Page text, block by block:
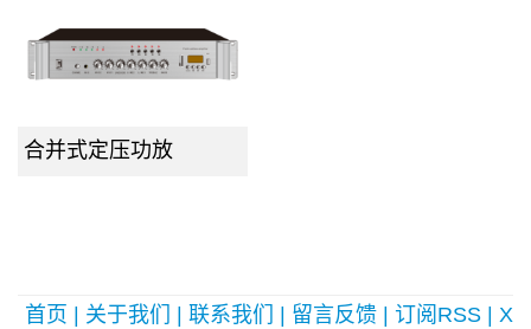
合并式定压功放
首页 关于我们 联系我们 留言反馈 订阅RSS
X